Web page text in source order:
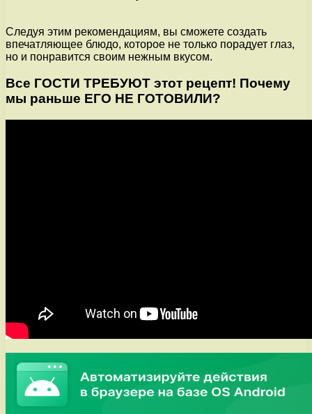
Следуя этим рекомендациям, вы сможете создать
впечатляющее блюдо, которое не только порадует глаз,
но и понравится своим нежным вкусом.
Все ГОСТИ ТРЕБУЮТ этот рецепт! Почему
мы раньше ЕГО НЕ ГОТОВИЛИ?